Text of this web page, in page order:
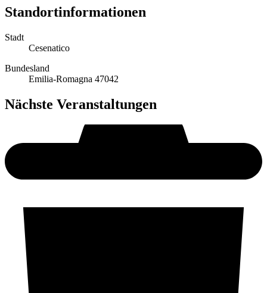
Standortinformationen
Stadt
Cesenatico
Bundesland
Emilia-Romagna 47042
Nächste Veranstaltungen